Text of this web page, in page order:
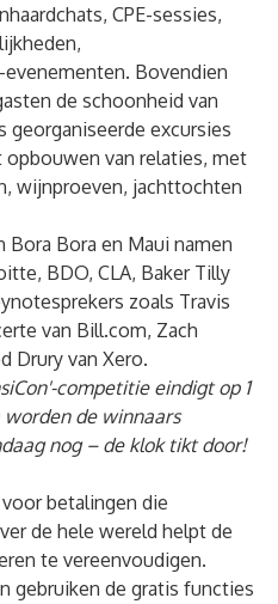
CPE-sessies,
Bovendien
de schoonheid van
georganiseerde excursies
van relaties, met
wijnproeven, jachttochten
Bora Bora en Maui namen
BDO, CLA, Baker Tilly
zoals Travis
van Bill.com, Zach
Drury van Xero.
competitie eindigt op 1
de winnaars
nog– de klok tikt door!
betalingen die
de hele wereld helpt de
te vereenvoudigen.
gebruiken de gratis functies